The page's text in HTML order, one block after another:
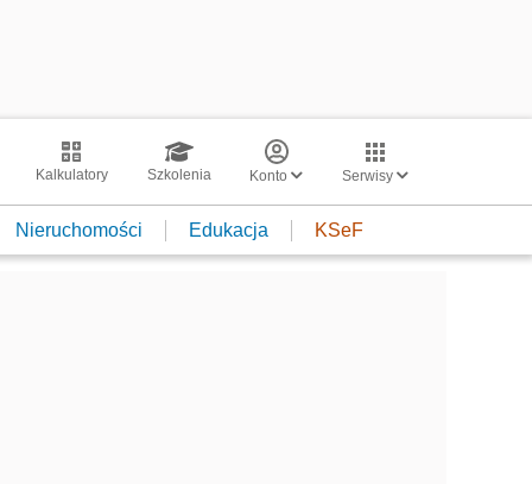
Kalkulatory Szkolenia Konto Serwisy
Nieruchomości Edukacja KSeF